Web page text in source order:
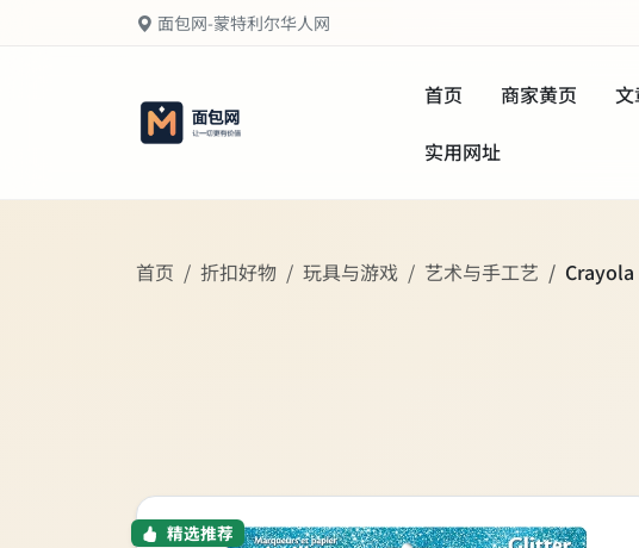
面包网-蒙特利尔华人网
首页 商家黄页
实用网址
首页 折扣好物 玩具与游戏 艺术与手工艺 Crayola
精选推荐